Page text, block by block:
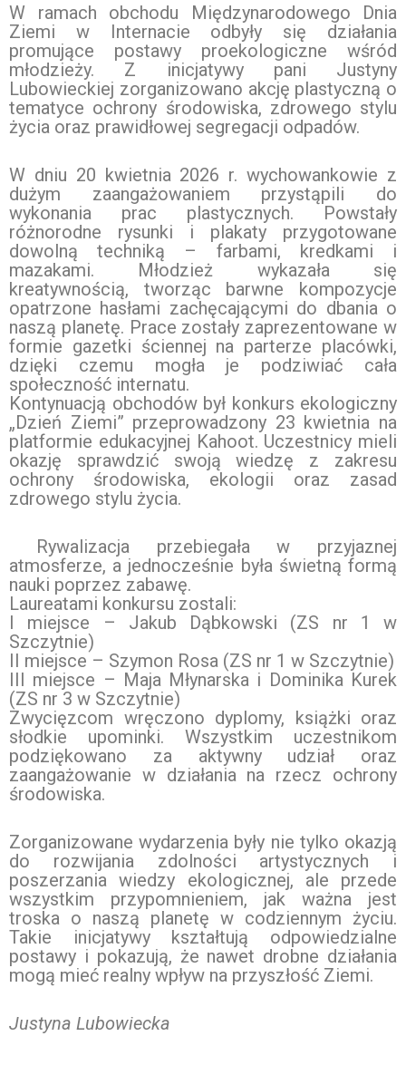
W ramach obchodu Międzynarodowego Dnia
Ziemi w Internacie odbyły się działania
promujące postawy proekologiczne wśród
młodzieży. Z inicjatywy pani Justyny
Lubowieckiej zorganizowano akcję plastyczną o
tematyce ochrony środowiska, zdrowego stylu
życia oraz prawidłowej segregacji odpadów.
W dniu 20 kwietnia 2026 r. wychowankowie z
dużym zaangażowaniem przystąpili do
wykonania prac plastycznych. Powstały
różnorodne rysunki i plakaty przygotowane
dowolną techniką – farbami, kredkami i
mazakami. Młodzież wykazała się
kreatywnością, tworząc barwne kompozycje
opatrzone hasłami zachęcającymi do dbania o
naszą planetę. Prace zostały zaprezentowane w
formie gazetki ściennej na parterze placówki,
dzięki czemu mogła je podziwiać cała
społeczność internatu.
Kontynuacją obchodów był konkurs ekologiczny
„Dzień Ziemi” przeprowadzony 23 kwietnia na
platformie edukacyjnej Kahoot. Uczestnicy mieli
okazję sprawdzić swoją wiedzę z zakresu
ochrony środowiska, ekologii oraz zasad
zdrowego stylu życia.
Rywalizacja przebiegała w przyjaznej
atmosferze, a jednocześnie była świetną formą
nauki poprzez zabawę.
Laureatami konkursu zostali:
I miejsce – Jakub Dąbkowski (ZS nr 1 w
Szczytnie)
II miejsce – Szymon Rosa (ZS nr 1 w Szczytnie)
III miejsce – Maja Młynarska i Dominika Kurek
(ZS nr 3 w Szczytnie)
Zwycięzcom wręczono dyplomy, książki oraz
słodkie upominki. Wszystkim uczestnikom
podziękowano za aktywny udział oraz
zaangażowanie w działania na rzecz ochrony
środowiska.
Zorganizowane wydarzenia były nie tylko okazją
do rozwijania zdolności artystycznych i
poszerzania wiedzy ekologicznej, ale przede
wszystkim przypomnieniem, jak ważna jest
troska o naszą planetę w codziennym życiu.
Takie inicjatywy kształtują odpowiedzialne
postawy i pokazują, że nawet drobne działania
mogą mieć realny wpływ na przyszłość Ziemi.
Justyna Lubowiecka